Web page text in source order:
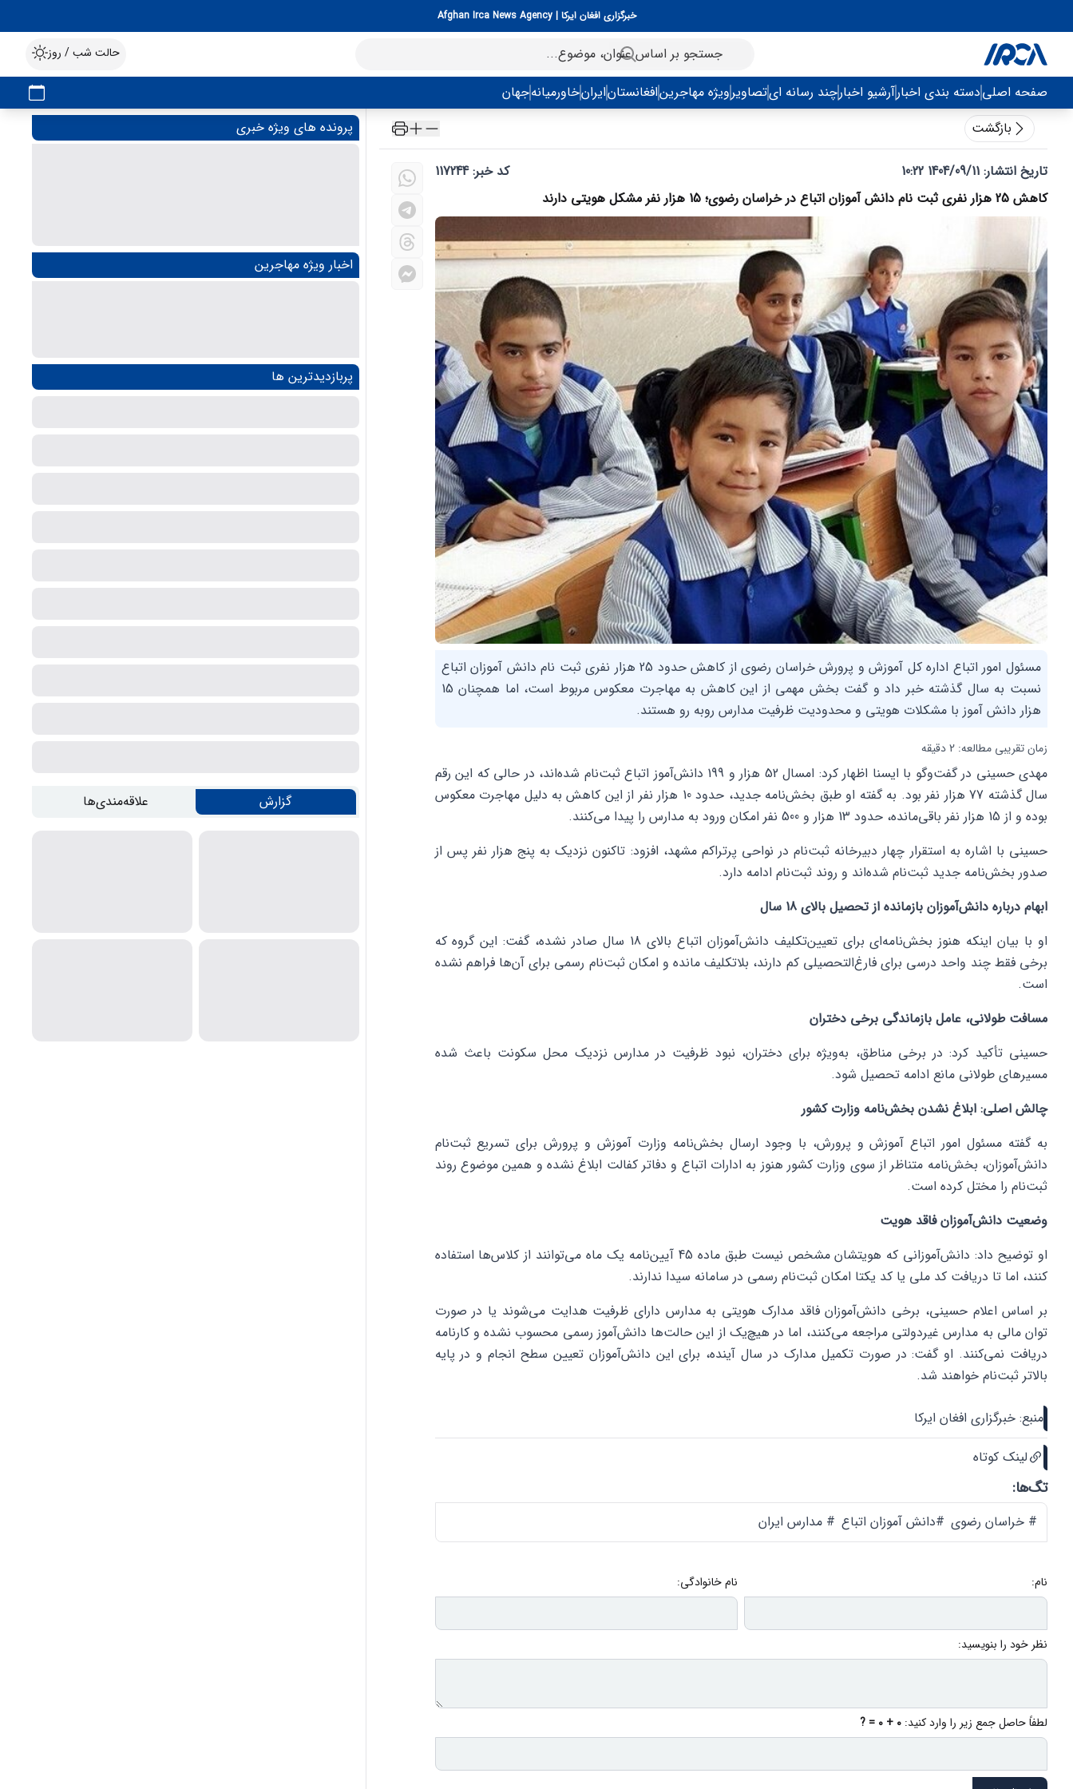
خبرگزاری افغان ایرکا | Afghan Irca News Agency
حالت شب / روز
صفحه اصلیدسته بندی اخبارآرشیو اخبارچند رسانه ایتصاویرویژه مهاجرینافغانستانایرانخاورمیانهجهان
بازگشت
تاریخ انتشار: 1404/09/11 10:22
کد خبر: 117244
کاهش 25 هزار نفری ثبت نام دانش آموزان اتباع در خراسان رضوی؛ 15 هزار نفر مشکل هویتی دارند
مسئول امور اتباع اداره کل آموزش و پرورش خراسان رضوی از کاهش حدود 25 هزار نفری ثبت نام دانش آموزان اتباع
نسبت به سال گذشته خبر داد و گفت بخش مهمی از این کاهش به مهاجرت معکوس مربوط است، اما همچنان 15
هزار دانش آموز با مشکلات هویتی و محدودیت ظرفیت مدارس روبه رو هستند.
زمان تقریبی مطالعه: 2 دقیقه
مهدی حسینی در گفت‌وگو با ایسنا اظهار کرد: امسال 52 هزار و 199 دانش‌آموز اتباع ثبت‌نام شده‌اند، در حالی که این رقم
سال گذشته 77 هزار نفر بود. به گفته او طبق بخش‌نامه جدید، حدود 10 هزار نفر از این کاهش به دلیل مهاجرت معکوس
بوده و از 15 هزار نفر باقی‌مانده، حدود 13 هزار و 500 نفر امکان ورود به مدارس را پیدا می‌کنند.
حسینی با اشاره به استقرار چهار دبیرخانه ثبت‌نام در نواحی پرتراکم مشهد، افزود: تاکنون نزدیک به پنج هزار نفر پس از
صدور بخش‌نامه جدید ثبت‌نام شده‌اند و روند ثبت‌نام ادامه دارد.
ابهام درباره دانش‌آموزان بازمانده از تحصیل بالای 18 سال
او با بیان اینکه هنوز بخش‌نامه‌ای برای تعیین‌تکلیف دانش‌آموزان اتباع بالای 18 سال صادر نشده، گفت: این گروه که
برخی فقط چند واحد درسی برای فارغ‌التحصیلی کم دارند، بلاتکلیف مانده و امکان ثبت‌نام رسمی برای آن‌ها فراهم نشده
است.
مسافت طولانی، عامل بازماندگی برخی دختران
حسینی تأکید کرد: در برخی مناطق، به‌ویژه برای دختران، نبود ظرفیت در مدارس نزدیک محل سکونت باعث شده
مسیرهای طولانی مانع ادامه تحصیل شود.
چالش اصلی: ابلاغ نشدن بخش‌نامه وزارت کشور
به گفته مسئول امور اتباع آموزش و پرورش، با وجود ارسال بخش‌نامه وزارت آموزش و پرورش برای تسریع ثبت‌نام
دانش‌آموزان، بخش‌نامه متناظر از سوی وزارت کشور هنوز به ادارات اتباع و دفاتر کفالت ابلاغ نشده و همین موضوع روند
ثبت‌نام را مختل کرده است.
وضعیت دانش‌آموزان فاقد هویت
او توضیح داد: دانش‌آموزانی که هویتشان مشخص نیست طبق ماده 45 آیین‌نامه یک ماه می‌توانند از کلاس‌ها استفاده
کنند، اما تا دریافت کد ملی یا کد یکتا امکان ثبت‌نام رسمی در سامانه سیدا ندارند.
بر اساس اعلام حسینی، برخی دانش‌آموزان فاقد مدارک هویتی به مدارس دارای ظرفیت هدایت می‌شوند یا در صورت
توان مالی به مدارس غیردولتی مراجعه می‌کنند، اما در هیچ‌یک از این حالت‌ها دانش‌آموز رسمی محسوب نشده و کارنامه
دریافت نمی‌کنند. او گفت: در صورت تکمیل مدارک در سال آینده، برای این دانش‌آموزان تعیین سطح انجام و در پایه
بالاتر ثبت‌نام خواهند شد.
منبع: خبرگزاری افغان ایرکا
لینک کوتاه
تگ‌ها:
# خراسان رضوی #دانش آموزان اتباع # مدارس ایران
نام: نام خانوادگی:
نظر خود را بنویسید:
لطفاً حاصل جمع زیر را وارد کنید: 0 + 0 = ?
پرونده های ویژه خبری
اخبار ویژه مهاجرین
پربازدیدترین ها
گزارش علاقه‌مندی‌ها